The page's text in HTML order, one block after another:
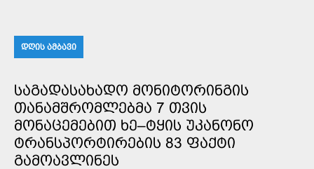
ᲓᲦᲘᲡ ᲐᲛᲑᲐᲕᲘ
ᲡᲐᲒᲐᲓᲐᲡᲐᲮᲐᲓᲝ ᲛᲝᲜᲘᲢᲝᲠᲘᲜᲒᲘᲡ
ᲗᲐᲜᲐᲛᲨᲠᲝᲛᲚᲔᲑᲛᲐ 7 ᲗᲕᲘᲡ
ᲛᲝᲜᲐᲪᲔᲛᲔᲑᲘᲗ ᲮᲔ–ᲢᲧᲘᲡ ᲣᲙᲐᲜᲝᲜᲝ
ᲢᲠᲐᲜᲡᲞᲝᲠᲢᲘᲠᲔᲑᲘᲡ 83 ᲤᲐᲥᲢᲘ
ᲒᲐᲛᲝᲐᲕᲚᲘᲜᲔᲡ